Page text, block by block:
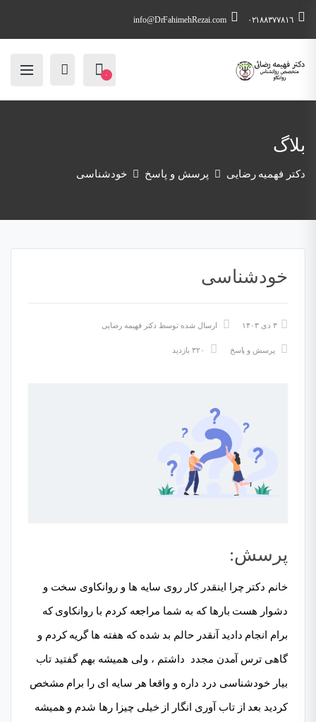
٠٢١٨٨٣٧٧٨١٦ info@DrFahimehRezai.com
۰
بلاگ
دکتر فهمیه رضایی پرسش و پاسخ خودشناسی
خودشناسی
۳ دی ۱۴۰۳ ارسال شده توسط دکتر فهیمه رضایی
پرسش و پاسخ
پرسش:
خانم دکتر چرا اینقدر کار روی سایه ها و روانکاوی سخت و
دشوار هست بارها که به شما مراجعه کردم با روانکاوی که
برام انجام دادید آنقدر حالم بد شده که هفته ها گریه کردم و
گاهی ترس آمدن مجدد داشتم ، ولی همیشه بهم گفتید تاب
بیار خودشناسی درد داره و واقعا هر سایه ای را برام مشخص
کردید بعد از تاب آوری انگار از خیلی چیزا رها شدم و همیشه